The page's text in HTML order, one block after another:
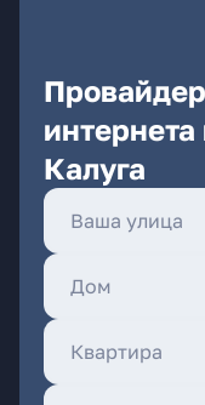
Калуга